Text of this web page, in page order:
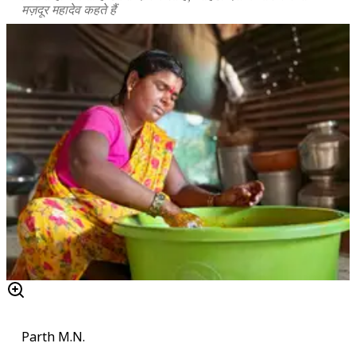
मज़दूर महादेव कहते हैं
Parth M.N.